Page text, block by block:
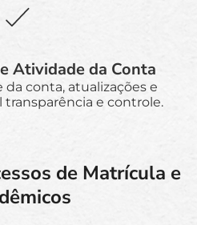
Atividade da Conta
da conta, atualizações e
transparência e controle.
de Matrícula e